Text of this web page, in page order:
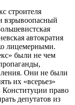
строителя
взрывоопасный
автократия
лицемерными.
были не чем
Они не были
их «всерьез»
Конституции право
депутатов из